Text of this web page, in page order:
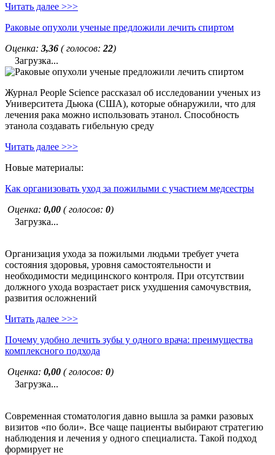
Читать далее >>>
Раковые опухоли ученые предложили лечить спиртом
Оценка: 3,36 ( голосов: 22)
Загрузка...
Журнал People Science рассказал об исследовании ученых из
Университета Дьюка (США), которые обнаружили, что для
лечения рака можно использовать этанол. Способность
этанола создавать гибельную среду
Читать далее >>>
Новые материалы:
Как организовать уход за пожилыми с участием медсестры
Оценка: 0,00 ( голосов: 0)
Загрузка...
Организация ухода за пожилыми людьми требует учета
состояния здоровья, уровня самостоятельности и
необходимости медицинского контроля. При отсутствии
должного ухода возрастает риск ухудшения самочувствия,
развития осложнений
Читать далее >>>
Почему удобно лечить зубы у одного врача: преимущества
комплексного подхода
Оценка: 0,00 ( голосов: 0)
Загрузка...
Современная стоматология давно вышла за рамки разовых
визитов «по боли». Все чаще пациенты выбирают стратегию
наблюдения и лечения у одного специалиста. Такой подход
формирует не